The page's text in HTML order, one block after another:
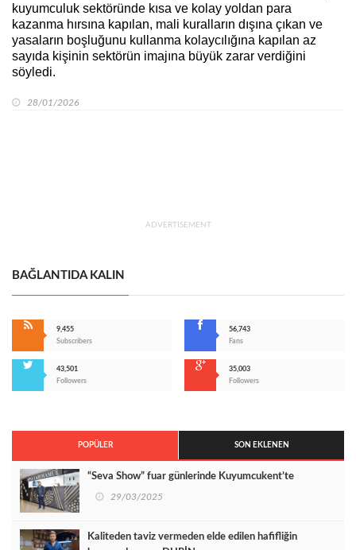
kuyumculuk sektöründe kısa ve kolay yoldan para
kazanma hırsına kapılan, mali kuralların dışına çıkan ve
yasaların boşluğunu kullanma kolaycılığına kapılan az
sayıda kişinin sektörün imajına büyük zarar verdiğini
söyledi.
28/01/2026
ADVERTISEMENT
BAĞLANTIDA KALIN
9,455
Subscribers
56,743
Fans
43,501
Followers
35,003
Followers
POPÜLER SON EKLENEN
“Seva Show” fuar günlerinde Kuyumcukent’te
29/03/2025
Kaliteden taviz vermeden elde edilen hafifliğin